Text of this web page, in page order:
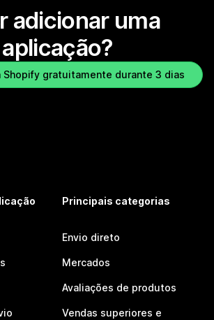
adicionar uma
aplicação?
Shopify gratuitamente durante 3 dias
Principais categorias
Envio direto
Mercados
Avaliações de produtos
Vendas superiores e